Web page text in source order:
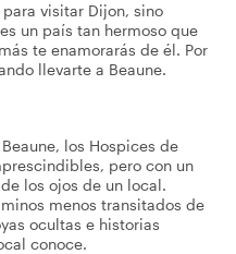
visitar Dijon, sino
un país tan hermoso que
te enamorarás de él. Por
llevarte a Beaune.
los Hospices de
pero con un
los ojos de un local.
menos transitados de
ocultas e historias
conoce.